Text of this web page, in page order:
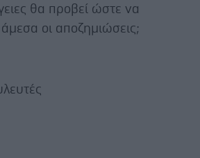
θα προβεί ώστε να
οι αποζημιώσεις;